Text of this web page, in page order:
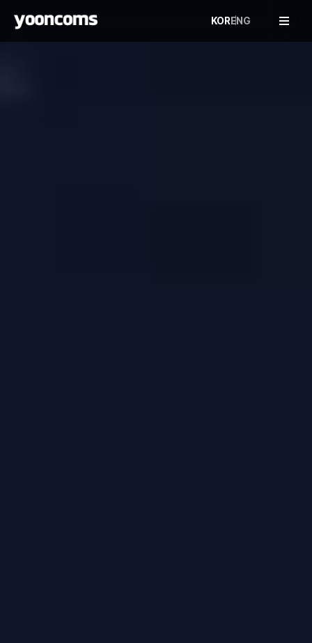
KOR ENG